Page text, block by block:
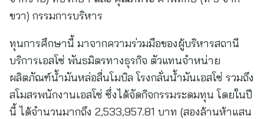
ขวา) กรรมการบริหาร
ทุนการศึกษานี้ มาจากความร่วมมือของผู้บริหารสถานี
บริการเอสโซ่ พันธมิตรทางธุรกิจ ตัวแทนจำหน่าย
ผลิตภัณฑ์น้ำมันหล่อลื่นโมบิล โรงกลั่นน้ำมันเอสโซ่ รวมถึง
สโมสรพนักงานเอสโซ่ ซึ่งได้จัดกิจกรรมระดมทุน โดยในปี
นี้ ได้จำนวนมากถึง 2,533,957.81 บาท (สองล้านห้าแสน